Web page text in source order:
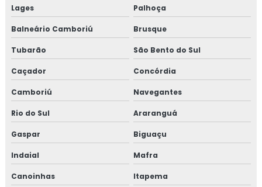
Lages Palhoça
Balneário Camboriú Brusque
Tubarão São Bento do Sul
Caçador Concórdia
Camboriú Navegantes
Rio do Sul Araranguá
Gaspar Biguaçu
Indaial Mafra
Canoinhas
Itapema